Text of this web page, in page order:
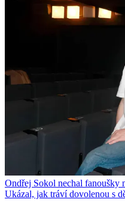
Ondřej Sokol nechal fanoušky
Ukázal, jak tráví dovolenou s